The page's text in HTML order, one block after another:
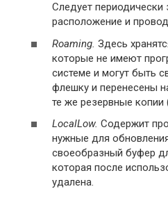
Следует периодически
расположение и
Roaming. Здесь
которые не имеют
системе и могут быть
флешку и перенесены
те же резервные копии
LocalLow. Содержит
нужные для
своеобразный буфер
которая после
удалена.